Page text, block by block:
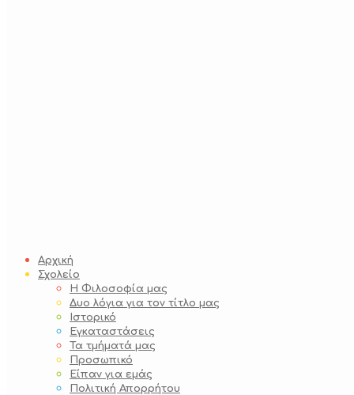
Αρχική
Σχολείο
Η Φιλοσοφία μας
Δυο λόγια για τον τίτλο μας
Ιστορικό
Εγκαταστάσεις
Τα τμήματά μας
Προσωπικό
Είπαν για εμάς
Πολιτική Απορρήτου